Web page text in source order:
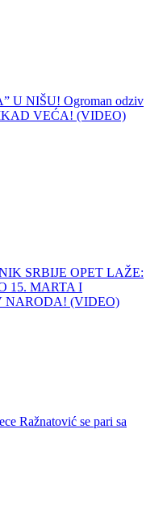
U NIŠU! Ogroman odziv
VEĆA! (VIDEO)
SRBIJE OPET LAŽE:
15. MARTA I
NARODA! (VIDEO)
Ražnatović se pari sa